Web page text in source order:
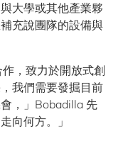
大學或其他產業夥
充說團隊的設備與
，致力於開放式創
我們需要發掘目前
，」Bobadilla 先
向何方。」